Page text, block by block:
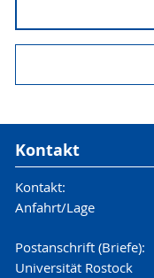
Kontakt
Kontakt:
Anfahrt/Lage
Postanschrift (Briefe):
Universität Rostock